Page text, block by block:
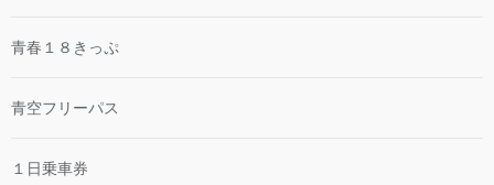
青春１８きっぷ
青空フリーパス
１日乗車券